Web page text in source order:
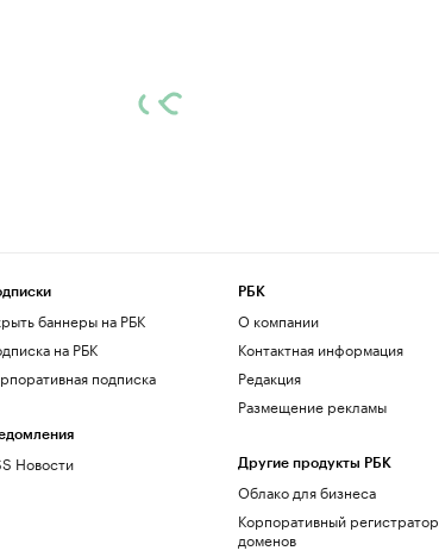
баннеры на РБК
на РБК
подписка
Новости
РБК
О компании
Контактная информация
Редакция
Размещение рекламы
Другие продукты РБК
Облако для бизнеса
Корпоративный регистратор
доменов